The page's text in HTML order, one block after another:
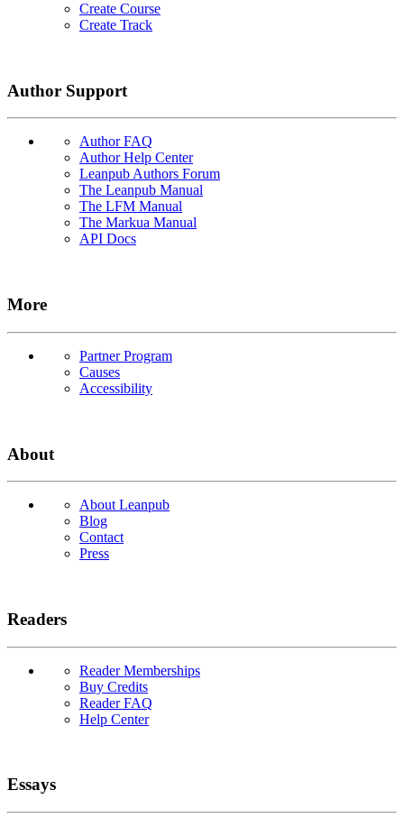
Create Course
Create Track
Author Support
Author FAQ
Author Help Center
Leanpub Authors Forum
The Leanpub Manual
The LFM Manual
The Markua Manual
API Docs
More
Partner Program
Causes
Accessibility
About
About Leanpub
Blog
Contact
Press
Readers
Reader Memberships
Buy Credits
Reader FAQ
Help Center
Essays